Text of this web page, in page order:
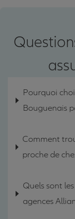
Pourquoi
Bouguenais
Comment
proche de
Quels sont
agences